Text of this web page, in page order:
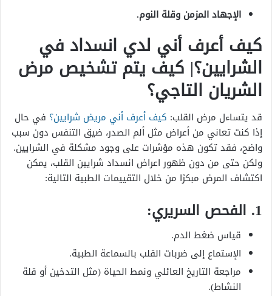
الإجهاد المزمن وقلة النوم.
كيف أعرف أني لدي انسداد في
الشرايين؟| كيف يتم تشخيص مرض
الشريان التاجي؟
قد يتساءل مرض القلب: كيف أعرف أني مريض شرايين؟ في حال
إذا كنت تعاني من أعراض مثل ألم الصدر، ضيق التنفس دون سبب
واضح، فقد تكون هذه مؤشرات على وجود مشكلة في الشرايين.
ولكن حتى من دون ظهور اعراض انسداد شرايين القلب، يمكن
اكتشاف المرض مبكرًا من خلال التقييمات الطبية التالية:
1. الفحص السريري:
قياس ضغط الدم.
الإستماع إلى ضربات القلب بالسماعة الطبية.
مراجعة التاريخ العائلي ونمط الحياة (مثل التدخين أو قلة
النشاط).